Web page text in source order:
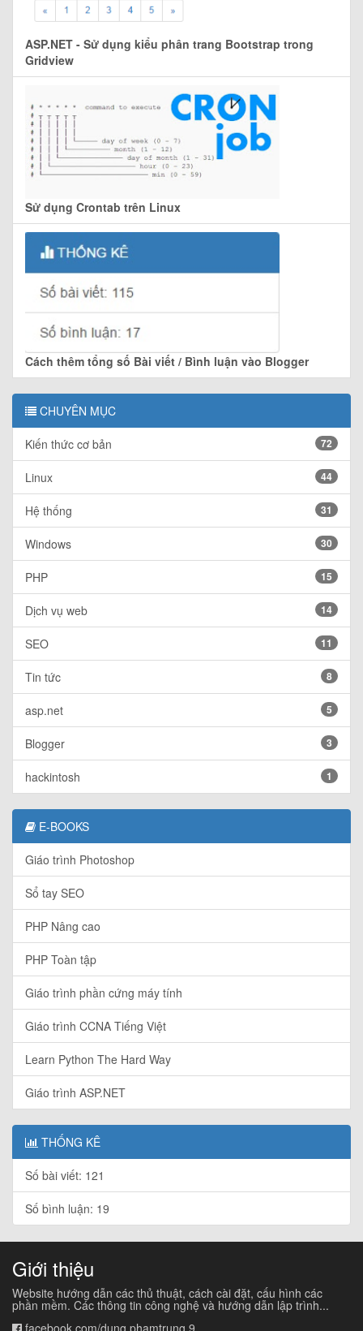
ASP.NET - Sử dụng kiểu phân trang Bootstrap trong
Gridview
Sử dụng Crontab trên Linux
Cách thêm tổng số Bài viết / Bình luận vào Blogger
CHUYÊN MỤC
Kiến thức cơ bản 72
Linux 44
Hệ thống 31
Windows 30
PHP 15
Dịch vụ web 14
SEO 11
Tin tức 8
asp.net 5
Blogger 3
hackintosh 1
E-BOOKS
Giáo trình Photoshop
Sổ tay SEO
PHP Nâng cao
PHP Toàn tập
Giáo trình phần cứng máy tính
Giáo trình CCNA Tiếng Việt
Learn Python The Hard Way
Giáo trình ASP.NET
THỐNG KÊ
Số bài viết: 121
Số bình luận: 19
Giới thiệu
Website hướng dẫn các thủ thuật, cách cài đặt, cấu hình các
phần mềm. Các thông tin công nghệ và hướng dẫn lập trình...
facebook.com/dung.phamtrung.9